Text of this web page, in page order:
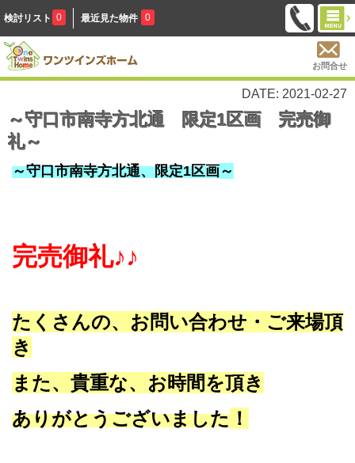
検討リスト 0 最近見た物件 0
お問合せ
DATE: 2021-02-27
～守口市南寺方北通 限定1区画 完売御
礼～
～守口市南寺方北通、限定1区画～
完売御礼♪♪
たくさんの、お問い合わせ・ご来場頂
き
また、貴重な、お時間を頂き
ありがとうございました ！